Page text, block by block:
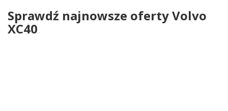
Sprawdź najnowsze oferty Volvo
XC40